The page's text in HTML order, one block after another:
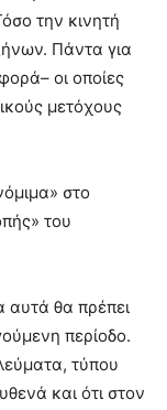
την κινητή
Πάντα για
οι οποίες
μετόχους
στο
του
αυτά θα πρέπει
περίοδο.
τύπου
και ότι στον